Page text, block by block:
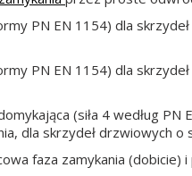
PN EN 1154) dla
PN EN 1154) dla
(siła 4 według PN
dla skrzydeł drzwiowych
faza zamykania (dobicie) i